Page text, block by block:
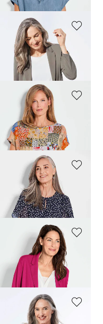
CHF279,00 CHF
+ 4
im Patch-Print
CHF119,00 CHF
aus leichtem Chiffon
CHF119,00 CHF
CHF
279,00 CHF
+ 4